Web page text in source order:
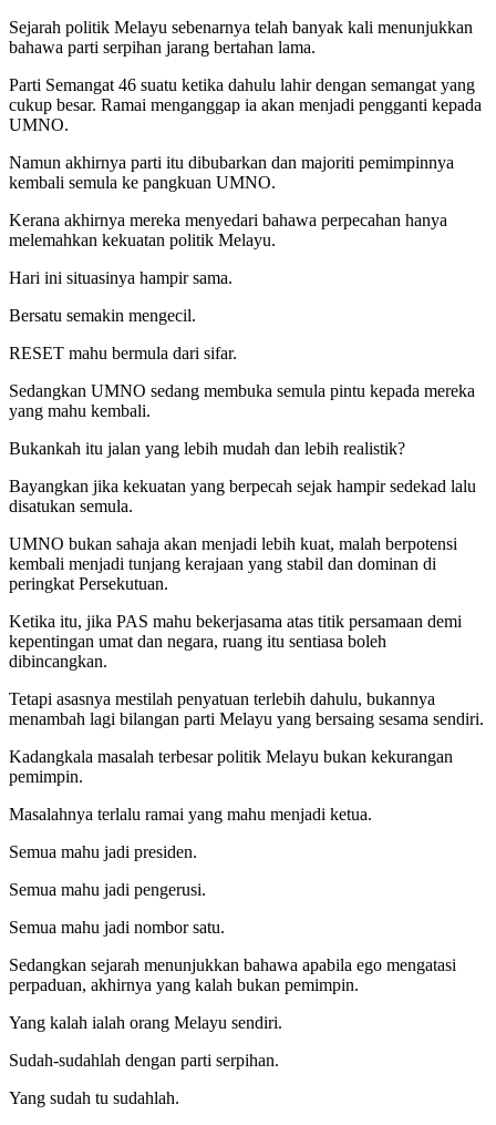
Sejarah politik Melayu sebenarnya telah banyak kali menunjukkan
bahawa parti serpihan jarang bertahan lama.
Parti Semangat 46 suatu ketika dahulu lahir dengan semangat yang
cukup besar. Ramai menganggap ia akan menjadi pengganti kepada
UMNO.
Namun akhirnya parti itu dibubarkan dan majoriti pemimpinnya
kembali semula ke pangkuan UMNO.
Kerana akhirnya mereka menyedari bahawa perpecahan hanya
melemahkan kekuatan politik Melayu.
Hari ini situasinya hampir sama.
Bersatu semakin mengecil.
RESET mahu bermula dari sifar.
Sedangkan UMNO sedang membuka semula pintu kepada mereka
yang mahu kembali.
Bukankah itu jalan yang lebih mudah dan lebih realistik?
Bayangkan jika kekuatan yang berpecah sejak hampir sedekad lalu
disatukan semula.
UMNO bukan sahaja akan menjadi lebih kuat, malah berpotensi
kembali menjadi tunjang kerajaan yang stabil dan dominan di
peringkat Persekutuan.
Ketika itu, jika PAS mahu bekerjasama atas titik persamaan demi
kepentingan umat dan negara, ruang itu sentiasa boleh
dibincangkan.
Tetapi asasnya mestilah penyatuan terlebih dahulu, bukannya
menambah lagi bilangan parti Melayu yang bersaing sesama sendiri.
Kadangkala masalah terbesar politik Melayu bukan kekurangan
pemimpin.
Masalahnya terlalu ramai yang mahu menjadi ketua.
Semua mahu jadi presiden.
Semua mahu jadi pengerusi.
Semua mahu jadi nombor satu.
Sedangkan sejarah menunjukkan bahawa apabila ego mengatasi
perpaduan, akhirnya yang kalah bukan pemimpin.
Yang kalah ialah orang Melayu sendiri.
Sudah-sudahlah dengan parti serpihan.
Yang sudah tu sudahlah.